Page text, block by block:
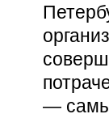
—